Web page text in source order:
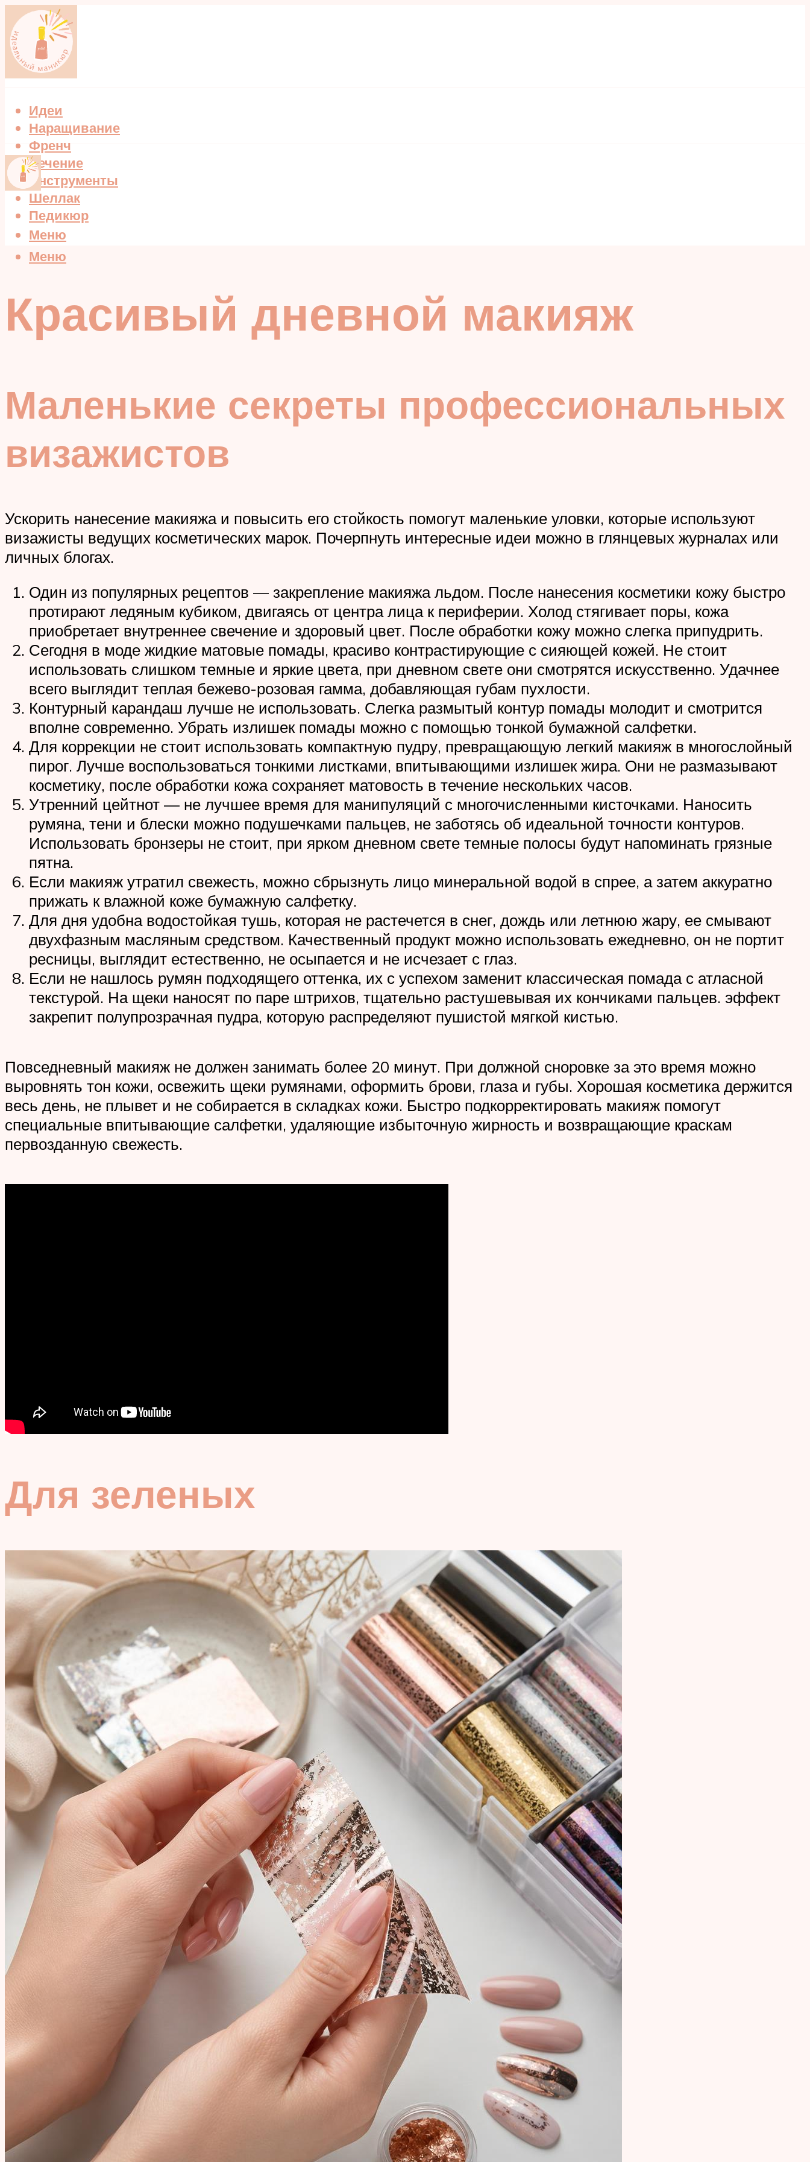
Идеи
Наращивание
Френч
Лечение
Инструменты
Шеллак
Педикюр
Меню
Меню
Красивый дневной макияж
Маленькие секреты профессиональных
визажистов
Ускорить нанесение макияжа и повысить его стойкость помогут маленькие уловки, которые используют
визажисты ведущих косметических марок. Почерпнуть интересные идеи можно в глянцевых журналах или
личных блогах.
Один из популярных рецептов — закрепление макияжа льдом. После нанесения косметики кожу быстро
протирают ледяным кубиком, двигаясь от центра лица к периферии. Холод стягивает поры, кожа
приобретает внутреннее свечение и здоровый цвет. После обработки кожу можно слегка припудрить.
Сегодня в моде жидкие матовые помады, красиво контрастирующие с сияющей кожей. Не стоит
использовать слишком темные и яркие цвета, при дневном свете они смотрятся искусственно. Удачнее
всего выглядит теплая бежево-розовая гамма, добавляющая губам пухлости.
Контурный карандаш лучше не использовать. Слегка размытый контур помады молодит и смотрится
вполне современно. Убрать излишек помады можно с помощью тонкой бумажной салфетки.
Для коррекции не стоит использовать компактную пудру, превращающую легкий макияж в многослойный
пирог. Лучше воспользоваться тонкими листками, впитывающими излишек жира. Они не размазывают
косметику, после обработки кожа сохраняет матовость в течение нескольких часов.
Утренний цейтнот — не лучшее время для манипуляций с многочисленными кисточками. Наносить
румяна, тени и блески можно подушечками пальцев, не заботясь об идеальной точности контуров.
Использовать бронзеры не стоит, при ярком дневном свете темные полосы будут напоминать грязные
пятна.
Если макияж утратил свежесть, можно сбрызнуть лицо минеральной водой в спрее, а затем аккуратно
прижать к влажной коже бумажную салфетку.
Для дня удобна водостойкая тушь, которая не растечется в снег, дождь или летнюю жару, ее смывают
двухфазным масляным средством. Качественный продукт можно использовать ежедневно, он не портит
ресницы, выглядит естественно, не осыпается и не исчезает с глаз.
Если не нашлось румян подходящего оттенка, их с успехом заменит классическая помада с атласной
текстурой. На щеки наносят по паре штрихов, тщательно растушевывая их кончиками пальцев. эффект
закрепит полупрозрачная пудра, которую распределяют пушистой мягкой кистью.
Повседневный макияж не должен занимать более 20 минут. При должной сноровке за это время можно
выровнять тон кожи, освежить щеки румянами, оформить брови, глаза и губы. Хорошая косметика держится
весь день, не плывет и не собирается в складках кожи. Быстро подкорректировать макияж помогут
специальные впитывающие салфетки, удаляющие избыточную жирность и возвращающие краскам
первозданную свежесть.
Для зеленых